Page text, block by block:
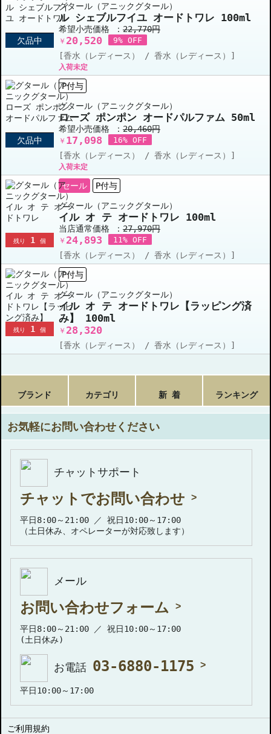
欠品中
グタール（アニックグタール）
ル シェブルフイユ オードトワレ 100ml
希望小売価格 ： 22,770円
￥ 20,520 9% OFF
[香水（レディース） / 香水（レディース）]
入荷未定
欠品中
P付与
グタール（アニックグタール）
ローズ ポンポン オードパルファム 50ml
希望小売価格 ： 20,460円
￥ 17,098 16% OFF
[香水（レディース） / 香水（レディース）]
入荷未定
残り 1 個
セール P付与
グタール（アニックグタール）
イル オ テ オードトワレ 100ml
当店通常価格 ： 27,970円
￥ 24,893 11% OFF
[香水（レディース） / 香水（レディース）]
残り 1 個
P付与
グタール（アニックグタール）
イル オ テ オードトワレ【ラッピング済
み】 100ml
￥ 28,320
[香水（レディース） / 香水（レディース）]
ブランド カテゴリ 新 着 ランキング
お気軽にお問い合わせください
チャットサポート
チャットでお問い合わせ
平日8:00～21:00 ／ 祝日10:00～17:00
（土日休み、オペレーターが対応致します）
メール
お問い合わせフォーム
平日8:00～21:00 ／ 祝日10:00～17:00
(土日休み)
お電話 03-6880-1175
平日10:00～17:00
ご利用規約